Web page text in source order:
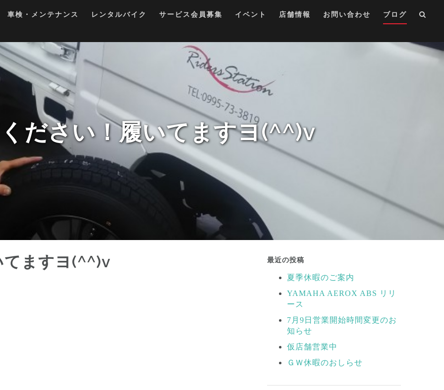
車検・メンテナンス レンタルバイク サービス会員募集 イベント 店舗情報 お問い合わせ ブログ
ださい！履いてますヨ(^^)v
てますヨ(^^)v 最近の投稿
夏季休暇のご案内
YAMAHA AEROX ABS リリ
ース
7月9日営業開始時間変更のお
知らせ
仮店舗営業中
ＧＷ休暇のおしらせ